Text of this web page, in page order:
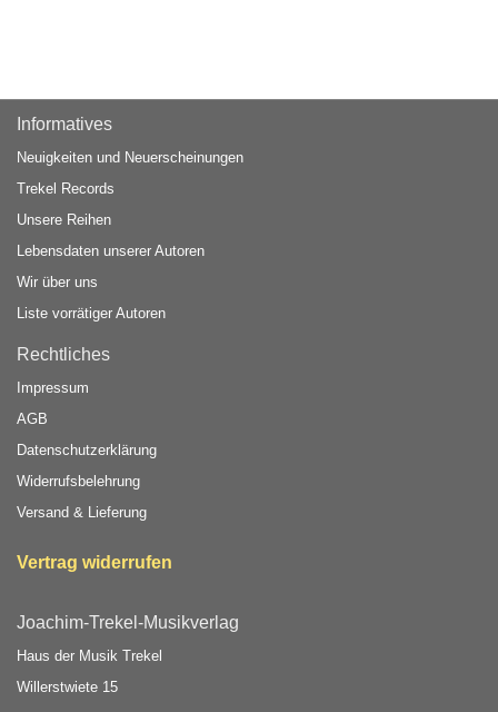
Informatives
Neuigkeiten und Neuerscheinungen
Trekel Records
Unsere Reihen
Lebensdaten unserer Autoren
Wir über uns
Liste vorrätiger Autoren
Rechtliches
Impressum
AGB
Datenschutzerklärung
Widerrufsbelehrung
Versand & Lieferung
Vertrag widerrufen
Joachim-Trekel-Musikverlag
Haus der Musik Trekel
Willerstwiete 15